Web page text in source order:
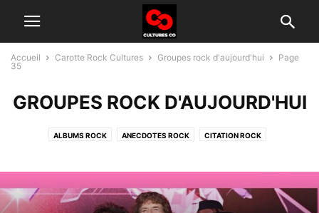
Accueil Carotte Rock Cultures Groupes rock d'aujourd'hui
Page
35
GROUPES ROCK D'AUJOURD'HUI
ALBUMS ROCK ANECDOTES ROCK CITATION ROCK
TÉLÉ ROCK